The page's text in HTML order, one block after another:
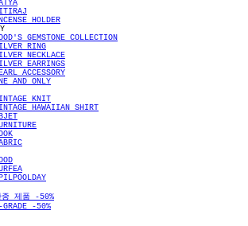
HOLDER
GEMSTONE COLLECTION
RING
NECKLACE
EARRINGS
ACCESSORY
AND ONLY
KNIT
HAWAIIAN SHIRT
종 제품 -50%
GRADE -50%